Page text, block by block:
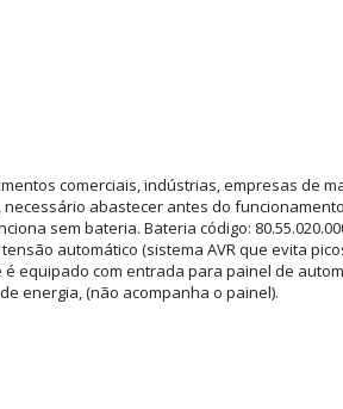
comerciais, indústrias, empresas
abastecer antes do
sem bateria. Bateria código:
automático (sistema AVR que evita
equipado com entrada para painel de
energia, (não acompanha o painel).